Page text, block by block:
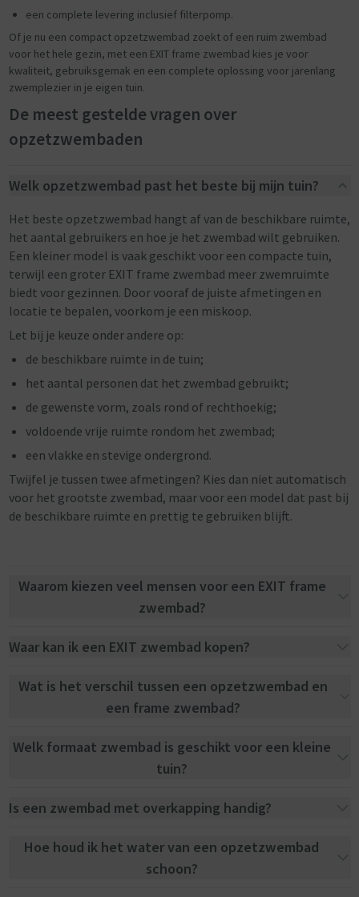
een complete levering inclusief filterpomp.
Of je nu een compact opzetzwembad zoekt of een ruim zwembad
voor het hele gezin, met een EXIT frame zwembad kies je voor
kwaliteit, gebruiksgemak en een complete oplossing voor jarenlang
zwemplezier in je eigen tuin.
De meest gestelde vragen over
opzetzwembaden
Welk opzetzwembad past het beste bij mijn tuin?
Het beste opzetzwembad hangt af van de beschikbare ruimte,
het aantal gebruikers en hoe je het zwembad wilt gebruiken.
Een kleiner model is vaak geschikt voor een compacte tuin,
terwijl een groter EXIT frame zwembad meer zwemruimte
biedt voor gezinnen. Door vooraf de juiste afmetingen en
locatie te bepalen, voorkom je een miskoop.
Let bij je keuze onder andere op:
de beschikbare ruimte in de tuin;
het aantal personen dat het zwembad gebruikt;
de gewenste vorm, zoals rond of rechthoekig;
voldoende vrije ruimte rondom het zwembad;
een vlakke en stevige ondergrond.
Twijfel je tussen twee afmetingen? Kies dan niet automatisch
voor het grootste zwembad, maar voor een model dat past bij
de beschikbare ruimte en prettig te gebruiken blijft.
Waarom kiezen veel mensen voor een EXIT frame
zwembad?
Waar kan ik een EXIT zwembad kopen?
Wat is het verschil tussen een opzetzwembad en
een frame zwembad?
Welk formaat zwembad is geschikt voor een kleine
tuin?
Is een zwembad met overkapping handig?
Hoe houd ik het water van een opzetzwembad
schoon?